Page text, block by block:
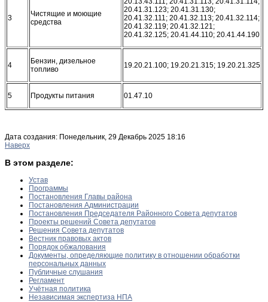
3
Чистящие и моющие
средства
20.41.31.123; 20.41.31.130;
20.41.32.111; 20.41.32.113; 20.41.32.114;
20.41.32.119; 20.41.32.121;
20.41.32.125; 20.41.44.110; 20.41.44.190
4
Бензин, дизельное
топливо
19.20.21.100; 19.20.21.315; 19.20.21.325
5 Продукты питания 01.47.10
Дата создания: Понедельник, 29 Декабрь 2025 18:16
Наверх
В этом разделе:
Устав
Программы
Постановления Главы района
Постановления Администрации
Постановления Председателя Районного Совета депутатов
Проекты решений Совета депутатов
Решения Совета депутатов
Вестник правовых актов
Порядок обжалования
Документы, определяющие политику в отношении обработки
персональных данных
Публичные слушания
Регламент
Учётная политика
Независимая экспертиза НПА